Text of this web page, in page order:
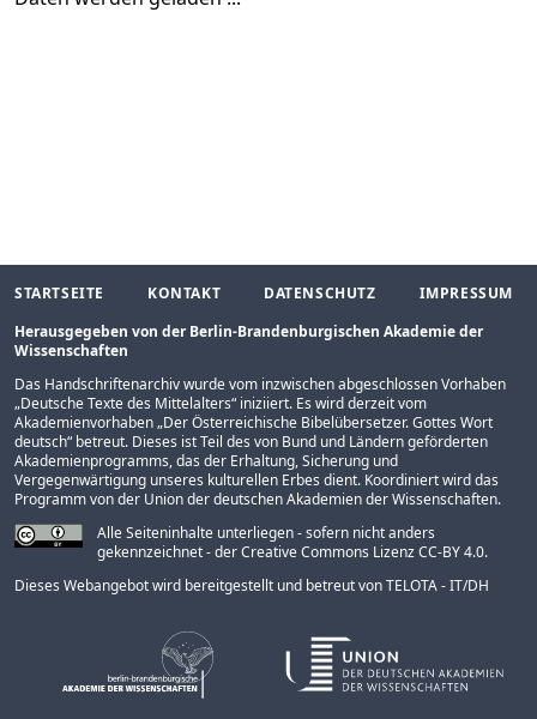
STARTSEITE KONTAKT DATENSCHUTZ
IMPRESSUM
Herausgegeben von der Berlin-Brandenburgischen Akademie der
Wissenschaften
Das Handschriftenarchiv wurde vom inzwischen abgeschlossen Vorhaben
„Deutsche Texte des Mittelalters“ iniziiert. Es wird derzeit vom
Akademienvorhaben „Der Österreichische Bibelübersetzer. Gottes Wort
deutsch“ betreut. Dieses ist Teil des von Bund und Ländern geförderten
Akademienprogramms, das der Erhaltung, Sicherung und
Vergegenwärtigung unseres kulturellen Erbes dient. Koordiniert wird das
Programm von der Union der deutschen Akademien der Wissenschaften.
Alle Seiteninhalte unterliegen - sofern nicht anders
gekennzeichnet - der Creative Commons Lizenz CC-BY 4.0.
Dieses Webangebot wird bereitgestellt und betreut vonTELOTA - IT/DH